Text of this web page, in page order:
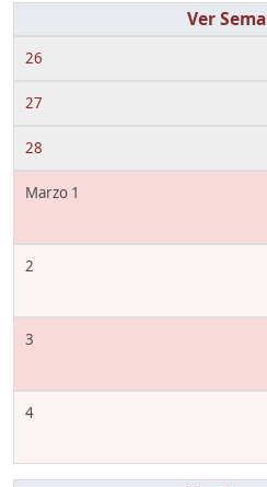
26
27
28
Marzo 1
2
3
4